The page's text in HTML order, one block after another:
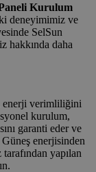
Kurulum
deneyimimiz ve
SelSun
hakkında daha
enerji verimliliğini
kurulum,
garanti eder ve
Güneş enerjisinden
yapılan